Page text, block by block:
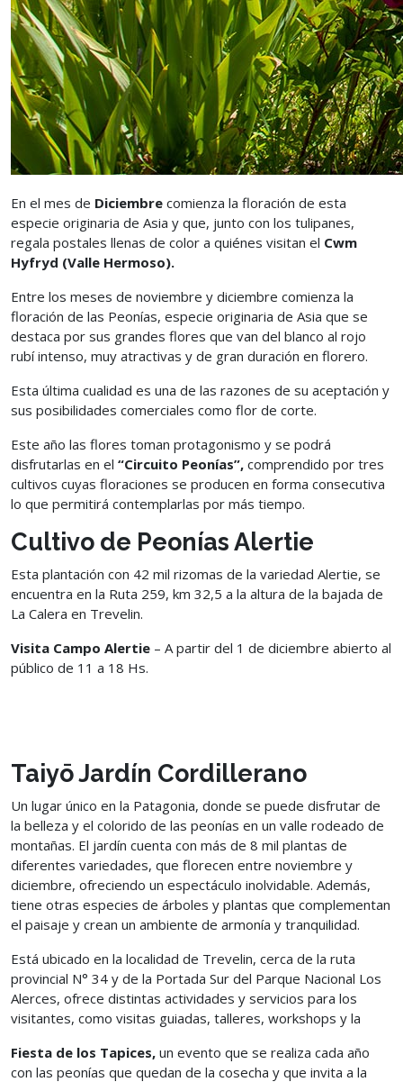
En el mes de Diciembre comienza la floración de esta
especie originaria de Asia y que, junto con los tulipanes,
regala postales llenas de color a quiénes visitan el Cwm
Hyfryd (Valle Hermoso).
Entre los meses de noviembre y diciembre comienza la
floración de las Peonías, especie originaria de Asia que se
destaca por sus grandes flores que van del blanco al rojo
rubí intenso, muy atractivas y de gran duración en florero.
Esta última cualidad es una de las razones de su aceptación y
sus posibilidades comerciales como flor de corte.
Este año las flores toman protagonismo y se podrá
disfrutarlas en el “Circuito Peonías”, comprendido por tres
cultivos cuyas floraciones se producen en forma consecutiva
lo que permitirá contemplarlas por más tiempo.
Cultivo de Peonías Alertie
Esta plantación con 42 mil rizomas de la variedad Alertie, se
encuentra en la Ruta 259, km 32,5 a la altura de la bajada de
La Calera en Trevelin.
Visita Campo Alertie – A partir del 1 de diciembre abierto al
público de 11 a 18 Hs.
Taiyō Jardín Cordillerano
Un lugar único en la Patagonia, donde se puede disfrutar de
la belleza y el colorido de las peonías en un valle rodeado de
montañas. El jardín cuenta con más de 8 mil plantas de
diferentes variedades, que florecen entre noviembre y
diciembre, ofreciendo un espectáculo inolvidable. Además,
tiene otras especies de árboles y plantas que complementan
el paisaje y crean un ambiente de armonía y tranquilidad.
Está ubicado en la localidad de Trevelin, cerca de la ruta
provincial N° 34 y de la Portada Sur del Parque Nacional Los
Alerces, ofrece distintas actividades y servicios para los
visitantes, como visitas guiadas, talleres, workshops y la
Fiesta de los Tapices, un evento que se realiza cada año
con las peonías que quedan de la cosecha y que invita a la